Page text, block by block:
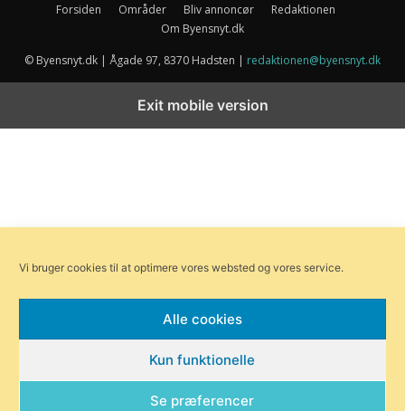
Forsiden Områder Bliv annoncør
Redaktionen
Om Byensnyt.dk
© Byensnyt.dk | Ågade 97, 8370 Hadsten | redaktionen@byensnyt.dk
Vi bruger cookies til at optimere vores websted og vores service.
Alle cookies
Kun funktionelle
Se præferencer
Exit mobile version